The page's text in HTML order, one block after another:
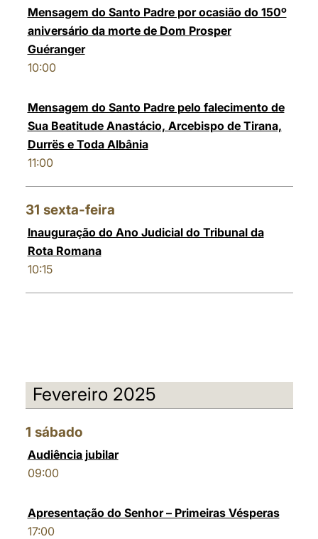
Mensagem do Santo Padre por ocasião do 150º
aniversário da morte de Dom Prosper
Guéranger
10:00
Mensagem do Santo Padre pelo falecimento de
Sua Beatitude Anastácio, Arcebispo de Tirana,
Durrës e Toda Albânia
11:00
31 sexta-feira
Inauguração do Ano Judicial do Tribunal da
Rota Romana
10:15
Fevereiro 2025
1 sábado
Audiência jubilar
09:00
Apresentação do Senhor – Primeiras Vésperas
17:00